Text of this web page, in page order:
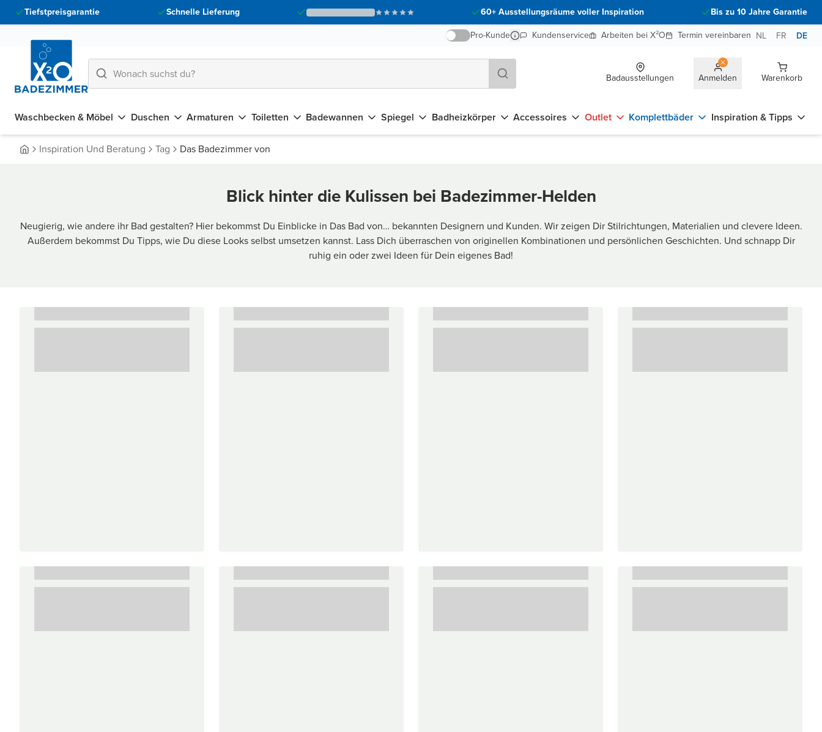
Tiefstpreisgarantie Schnelle Lieferung 60+ Ausstellungsräume voller Inspiration
Bis zu 10 Jahre Garantie
Pro-Kunde
Kundenservice Arbeiten bei X²O Termin vereinbaren NL FR DE
Badausstellungen Anmelden Warenkorb
Waschbecken & Möbel Duschen Armaturen Toiletten Badewannen Spiegel Badheizkörper Accessoires Outlet Komplettbäder Inspiration & Tipps
Inspiration Und Beratung Tag Das Badezimmer von
Blick hinter die Kulissen bei Badezimmer-Helden
Neugierig, wie andere ihr Bad gestalten? Hier bekommst Du Einblicke in Das Bad von… bekannten Designern und Kunden. Wir zeigen Dir Stilrichtungen, Materialien und clevere Ideen.
Außerdem bekommst Du Tipps, wie Du diese Looks selbst umsetzen kannst. Lass Dich überraschen von originellen Kombinationen und persönlichen Geschichten. Und schnapp Dir
ruhig ein oder zwei Ideen für Dein eigenes Bad!